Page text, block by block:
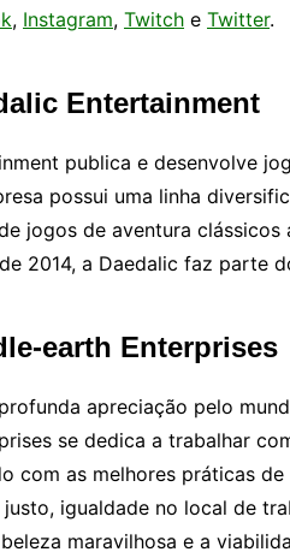
, Instagram, Twitch e Twitter.
Entertainment
publica e desenvolve
possui uma linha
jogos de aventura
2014, a Daedalic faz parte
earth Enterprises
apreciação pelo
se dedica a trabalhar
com as melhores práticas
igualdade no local de
maravilhosa e a